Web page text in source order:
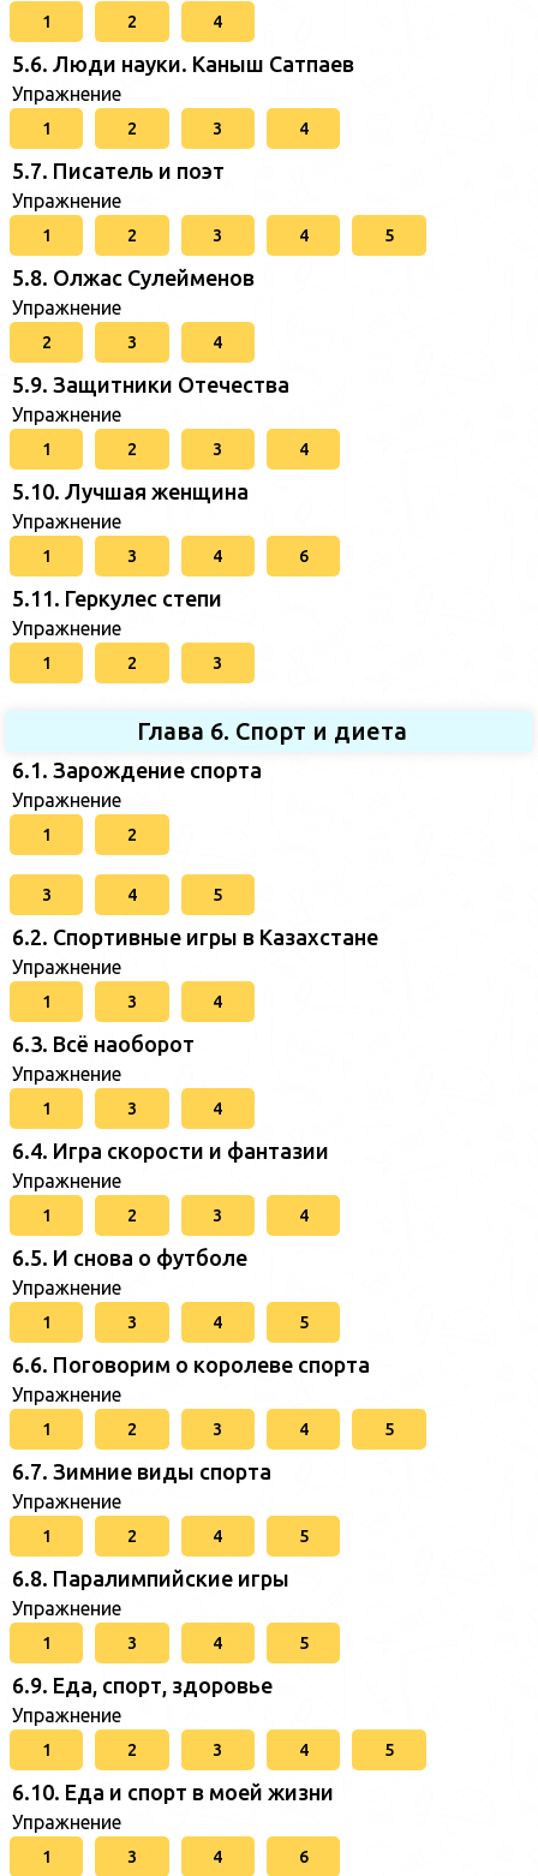
1 2 4
5.6. Люди науки. Каныш Сатпаев
Упражнение
1 2 3 4
5.7. Писатель и поэт
Упражнение
1 2 3 4 5
5.8. Олжас Сулейменов
Упражнение
2 3 4
5.9. Защитники Отечества
Упражнение
1 2 3 4
5.10. Лучшая женщина
Упражнение
1 3 4 6
5.11. Геркулес степи
Упражнение
1 2 3
Глава 6. Спорт и диета
6.1. Зарождение спорта
Упражнение
1 2
3 4 5
6.2. Спортивные игры в Казахстане
Упражнение
1 3 4
6.3. Всё наоборот
Упражнение
1 3 4
6.4. Игра скорости и фантазии
Упражнение
1 2 3 4
6.5. И снова о футболе
Упражнение
1 3 4 5
6.6. Поговорим о королеве спорта
Упражнение
1 2 3 4 5
6.7. Зимние виды спорта
Упражнение
1 2 4 5
6.8. Паралимпийские игры
Упражнение
1 3 4 5
6.9. Еда, спорт, здоровье
Упражнение
1 2 3 4 5
6.10. Еда и спорт в моей жизни
Упражнение
1 3 4 6